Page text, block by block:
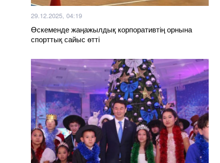
29.12.2025, 04:19
Өскеменде жаңажылдық корпоративтің орнына
спорттық сайыс өтті